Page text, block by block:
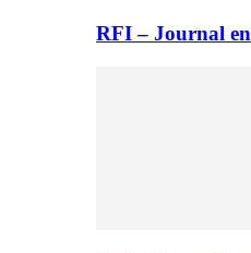
RFI – Journal